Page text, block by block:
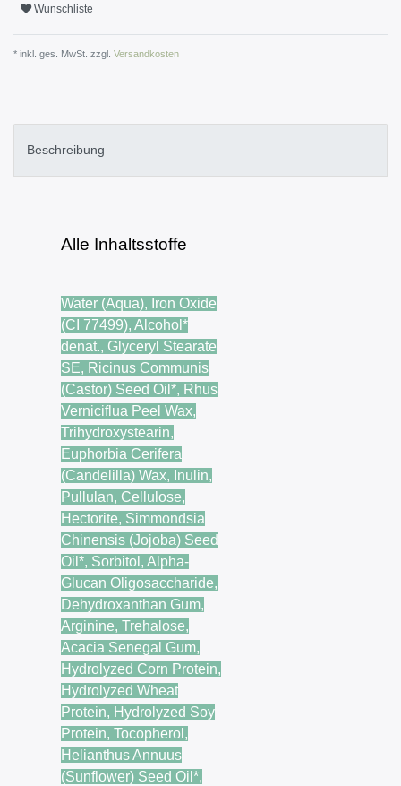
Wunschliste
* inkl. ges. MwSt. zzgl. Versandkosten
Beschreibung
Alle Inhaltsstoffe
Water (Aqua), Iron Oxide
(CI 77499), Alcohol*
denat., Glyceryl Stearate
SE, Ricinus Communis
(Castor) Seed Oil*, Rhus
Verniciflua Peel Wax,
Trihydroxystearin,
Euphorbia Cerifera
(Candelilla) Wax, Inulin,
Pullulan, Cellulose,
Hectorite, Simmondsia
Chinensis (Jojoba) Seed
Oil*, Sorbitol, Alpha-
Glucan Oligosaccharide,
Dehydroxanthan Gum,
Arginine, Trehalose,
Acacia Senegal Gum,
Hydrolyzed Corn Protein,
Hydrolyzed Wheat
Protein, Hydrolyzed Soy
Protein, Tocopherol,
Helianthus Annuus
(Sunflower) Seed Oil*,